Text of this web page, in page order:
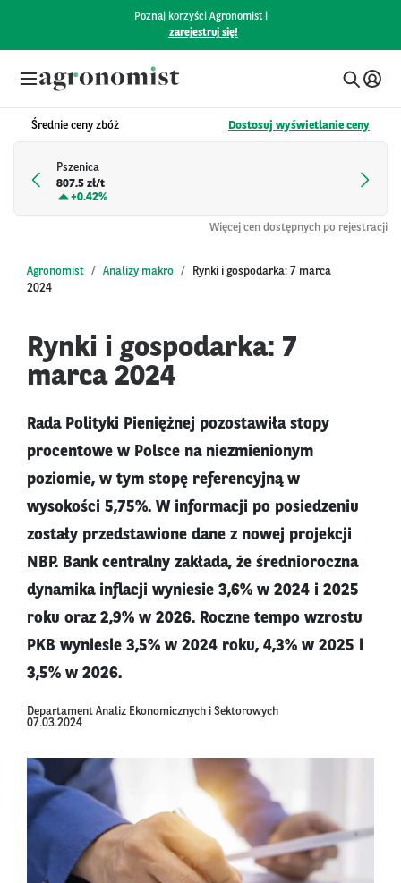
Poznaj korzyści Agronomist i
zarejestruj się!
Średnie ceny zbóż Dostosuj wyświetlanie ceny
Pszenica
807.5 zł/t
+0.42%
Więcej cen dostępnych po rejestracji
Agronomist Analizy makro
Rynki i gospodarka: 7 marca
2024
Rynki i gospodarka: 7
marca 2024
Rada Polityki Pieniężnej pozostawiła stopy
procentowe w Polsce na niezmienionym
poziomie, w tym stopę referencyjną w
wysokości 5,75%. W informacji po posiedzeniu
zostały przedstawione dane z nowej projekcji
NBP. Bank centralny zakłada, że średnioroczna
dynamika inflacji wyniesie 3,6% w 2024 i 2025
roku oraz 2,9% w 2026. Roczne tempo wzrostu
PKB wyniesie 3,5% w 2024 roku, 4,3% w 2025 i
3,5% w 2026.
Departament Analiz Ekonomicznych i Sektorowych
07.03.2024